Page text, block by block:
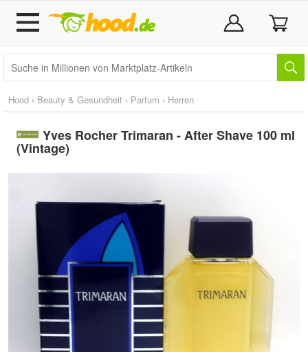
Hood › Beauty & Gesundheit › Parfum › Herren
Yves Rocher Trimaran - After Shave 100 ml
(Vintage)